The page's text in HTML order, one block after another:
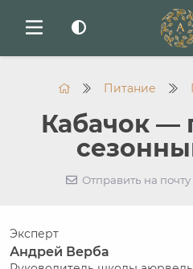
Питание
Кабачок —
Отправить на почту
Эксперт
Андрей Верба